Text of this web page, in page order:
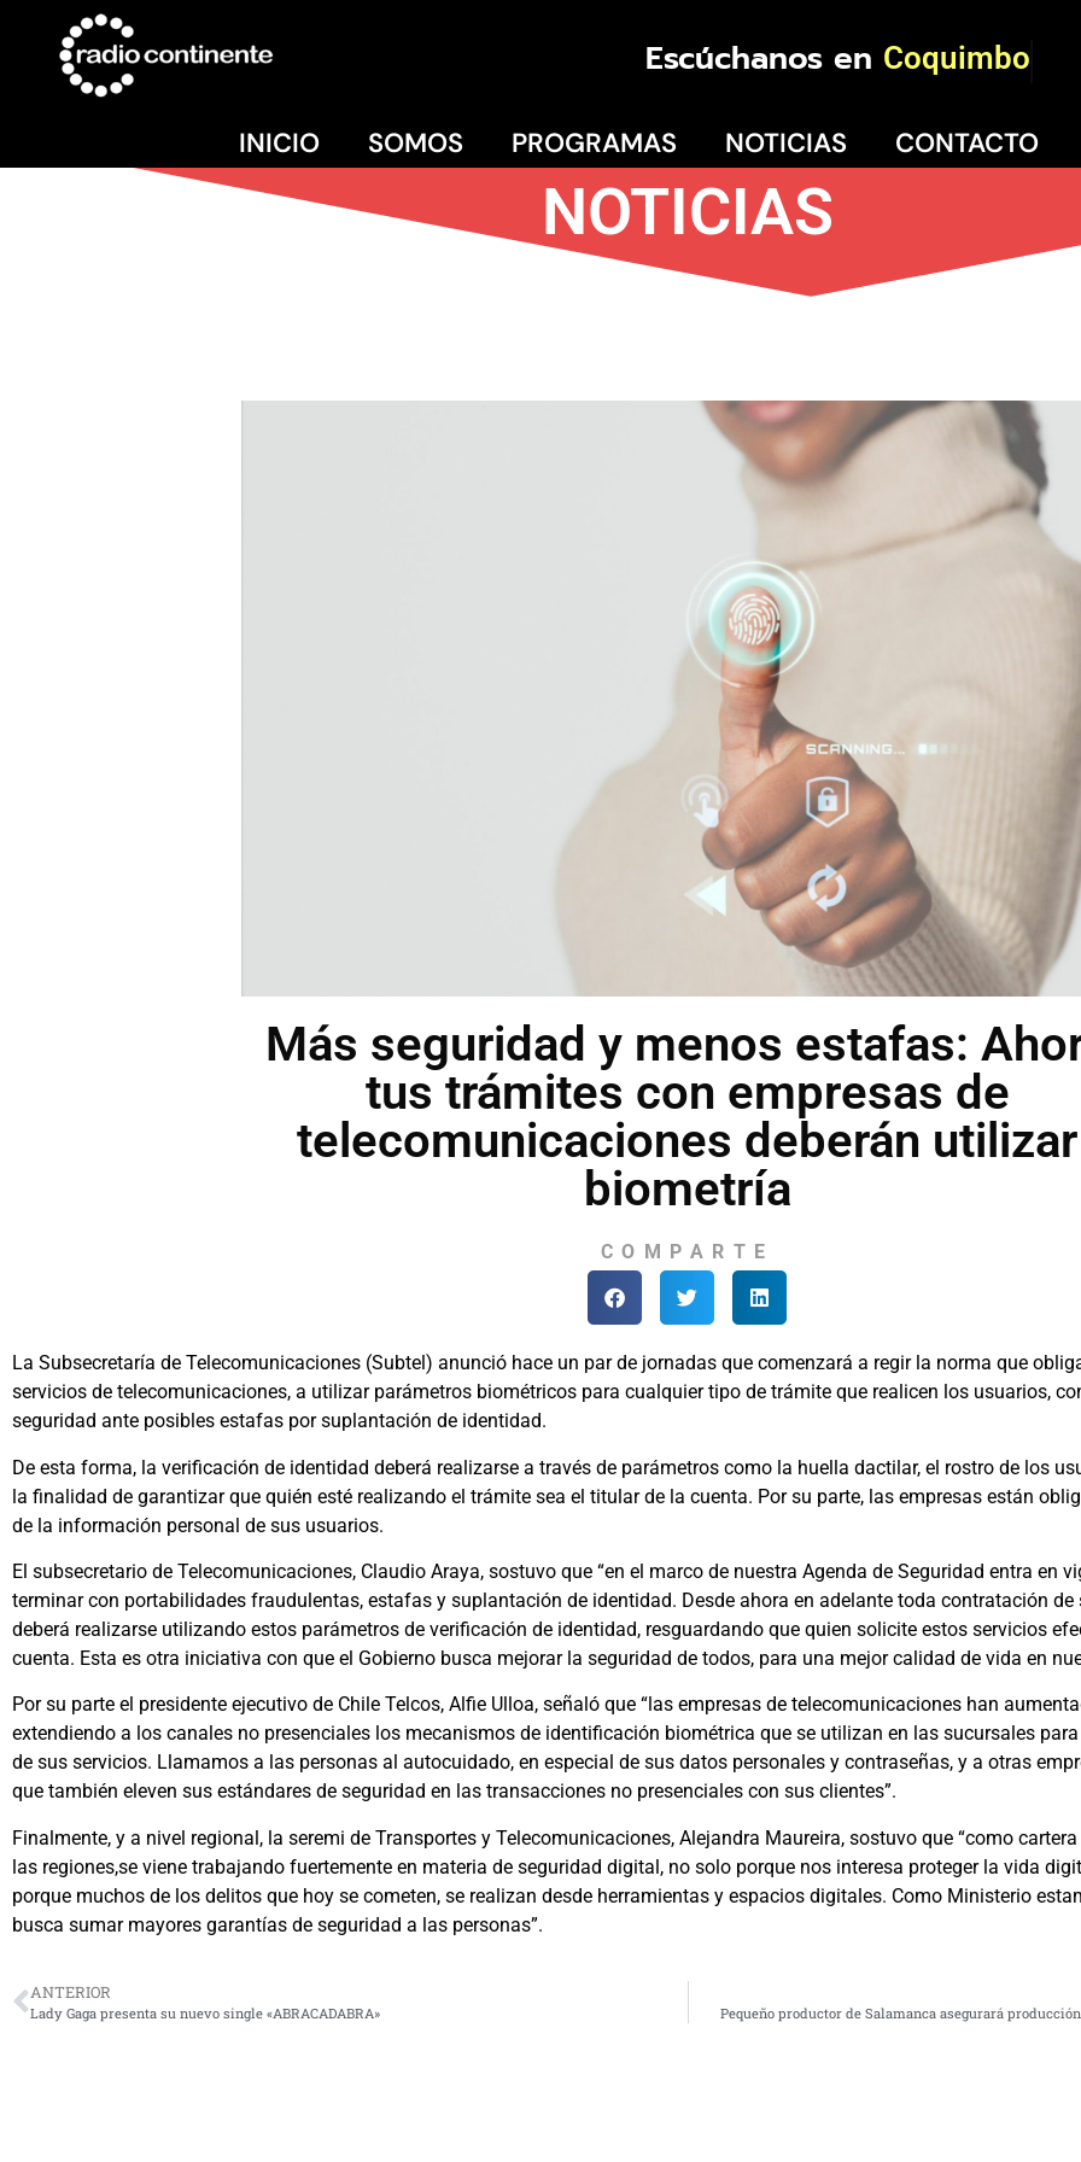
Escúchanos en Coquimbo
INICIO SOMOS PROGRAMAS NOTICIAS CONTACTO
NOTICIAS
Más seguridad y menos estafas:
tus trámites con empresas de
telecomunicaciones deberán utilizar
biometría
COMPARTE
La Subsecretaría de Telecomunicaciones (Subtel) anunció hace un par de jornadas que comenzará a regir la norma que
servicios de telecomunicaciones, a utilizar parámetros biométricos para cualquier tipo de trámite que realicen los usuarios,
seguridad ante posibles estafas por suplantación de identidad.
De esta forma, la verificación de identidad deberá realizarse a través de parámetros como la huella dactilar, el rostro de los
la finalidad de garantizar que quién esté realizando el trámite sea el titular de la cuenta. Por su parte, las empresas están
de la información personal de sus usuarios.
El subsecretario de Telecomunicaciones, Claudio Araya, sostuvo que “en el marco de nuestra Agenda de Seguridad entra en
terminar con portabilidades fraudulentas, estafas y suplantación de identidad. Desde ahora en adelante toda contratación
deberá realizarse utilizando estos parámetros de verificación de identidad, resguardando que quien solicite estos servicios
cuenta. Esta es otra iniciativa con que el Gobierno busca mejorar la seguridad de todos, para una mejor calidad de vida en
Por su parte el presidente ejecutivo de Chile Telcos, Alfie Ulloa, señaló que “las empresas de telecomunicaciones han
extendiendo a los canales no presenciales los mecanismos de identificación biométrica que se utilizan en las sucursales
de sus servicios. ⁠⁠Llamamos a las personas al autocuidado, en especial de sus datos personales y contraseñas, y a otras
que también eleven sus estándares de seguridad en las transacciones no presenciales con sus clientes”.
Finalmente, y a nivel regional, la seremi de Transportes y Telecomunicaciones, Alejandra Maureira, sostuvo que “como
las regiones,se viene trabajando fuertemente en materia de seguridad digital, no solo porque nos interesa proteger la vida
porque muchos de los delitos que hoy se cometen, se realizan desde herramientas y espacios digitales. Como Ministerio
busca sumar mayores garantías de seguridad a las personas”.
ANTERIOR
Lady Gaga presenta su nuevo single «ABRACADABRA» Pequeño productor de Salamanca asegurará